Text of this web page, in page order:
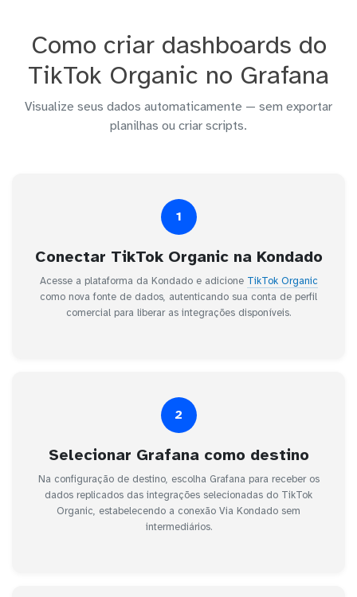
Como criar dashboards do
TikTok Organic no Grafana
Visualize seus dados automaticamente — sem exportar
planilhas ou criar scripts.
1
Conectar TikTok Organic na Kondado
Acesse a plataforma da Kondado e adicione TikTok Organic
como nova fonte de dados, autenticando sua conta de perfil
comercial para liberar as integrações disponíveis.
2
Selecionar Grafana como destino
Na configuração de destino, escolha Grafana para receber os
dados replicados das integrações selecionadas do TikTok
Organic, estabelecendo a conexão Via Kondado sem
intermediários.